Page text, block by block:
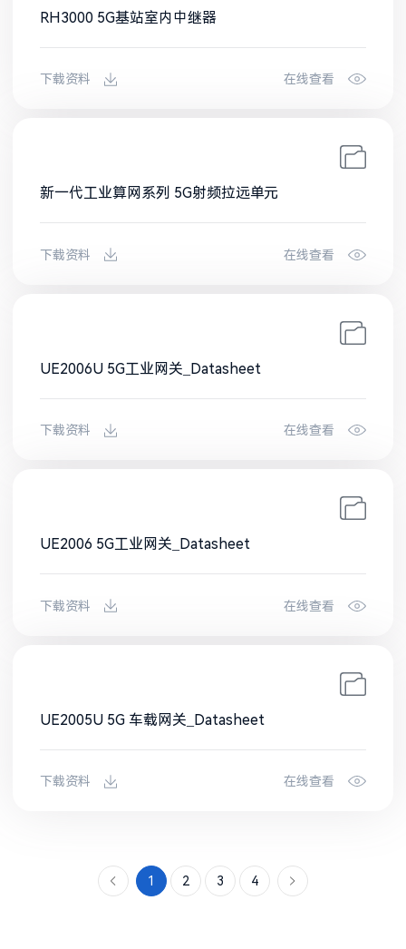
RH3000 5G基站室内中继器
下载资料 在线查看
新一代工业算网系列 5G射频拉远单元
下载资料 在线查看
UE2006U 5G工业网关_Datasheet
下载资料 在线查看
UE2006 5G工业网关_Datasheet
下载资料 在线查看
UE2005U 5G 车载网关_Datasheet
下载资料 在线查看
1 2 3 4